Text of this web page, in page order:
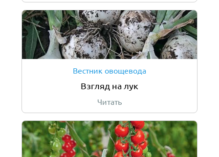
Вестник овощевода
Взгляд на лук
Читать